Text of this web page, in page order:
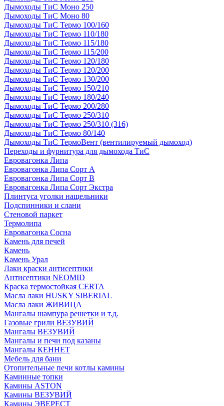
Дымоходы ТиС Моно 250
Дымоходы ТиС Моно 80
Дымоходы ТиС Термо 100/160
Дымоходы ТиС Термо 110/180
Дымоходы ТиС Термо 115/180
Дымоходы ТиС Термо 115/200
Дымоходы ТиС Термо 120/180
Дымоходы ТиС Термо 120/200
Дымоходы ТиС Термо 130/200
Дымоходы ТиС Термо 150/210
Дымоходы ТиС Термо 180/240
Дымоходы ТиС Термо 200/280
Дымоходы ТиС Термо 250/310
Дымоходы ТиС Термо 250/310 (316)
Дымоходы ТиС Термо 80/140
Дымоходы ТиС ТермоВент (вентилируемый дымоход)
Переходы и фурнитура для дымохода ТиС
Евровагонка Липа
Евровагонка Липа Сорт А
Евровагонка Липа Сорт В
Евровагонка Липа Сорт Экстра
Плинтуса уголки нащельники
Подспинники и слани
Стеновой паркет
Термолипа
Евровагонка Сосна
Камень для печей
Камень
Камень Урал
Лаки краски антисептики
Антисептики NEOMID
Краска термостойкая CERTA
Масла лаки HUSKY SIBERIAL
Масла лаки ЖИВИЦА
Мангалы шампура решетки и т.д.
Газовые грили ВЕЗУВИЙ
Мангалы ВЕЗУВИЙ
Мангалы и печи под казаны
Мангалы КЕННЕТ
Мебель для бани
Отопительные печи котлы камины
Каминные топки
Камины ASTON
Камины ВЕЗУВИЙ
Камины ЭВЕРЕСТ